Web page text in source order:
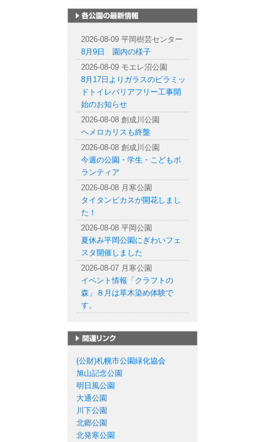
2026-08-09 平岡樹芸センター
8月9日 園内の様子
2026-08-09 モエレ沼公園
8月17日よりガラスのピラミッ
ドトイレバリアフリー工事開
始のお知らせ
2026-08-08 創成川公園
ヘメロカリスも終盤
2026-08-08 創成川公園
今週の公園・学生・こどもボ
ランティア
2026-08-08 月寒公園
タイタンビカスが開花しまし
た！
2026-08-08 平岡公園
夏休み平岡公園にぎわいフェ
スタ開催しました
2026-08-07 月寒公園
イベント情報「クラフトの
森」８月は草木染め体験で
す。
(公財)札幌市公園緑化協会
旭山記念公園
明日風公園
大通公園
川下公園
北郷公園
北発寒公園